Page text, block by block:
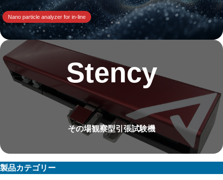
Nano particle analyzer for in-line
Stency
その場観察型引張試験機
製品カテゴリー